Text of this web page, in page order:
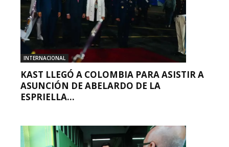
INTERNACIONAL
KAST LLEGÓ A COLOMBIA PARA ASISTIR A
ASUNCIÓN DE ABELARDO DE LA
ESPRIELLA...